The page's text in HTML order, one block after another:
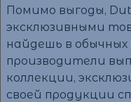
Помимо выгоды,
эксклюзивными
найдешь в обычных
производители
коллекции,
своей продукции